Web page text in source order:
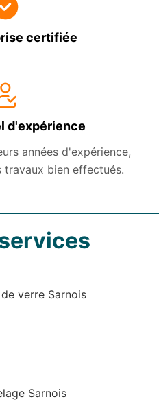
certifiée
d'expérience
années d'expérience,
travaux bien effectués.
verre Sarnois
Sarnois